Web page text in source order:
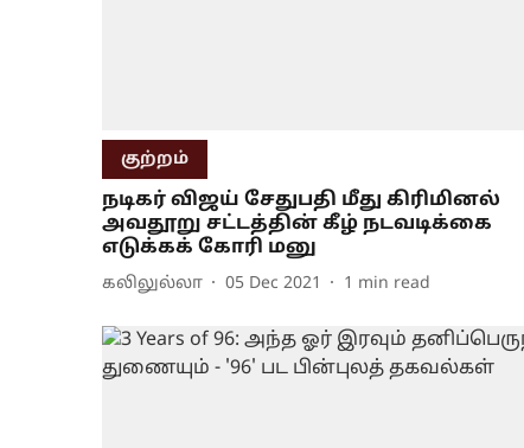
குற்றம்
நடிகர் விஜய் சேதுபதி மீது கிரிமினல்
அவதூறு சட்டத்தின் கீழ் நடவடிக்கை
எடுக்கக் கோரி மனு
கலிலுல்லா 05 Dec 2021 1 min read